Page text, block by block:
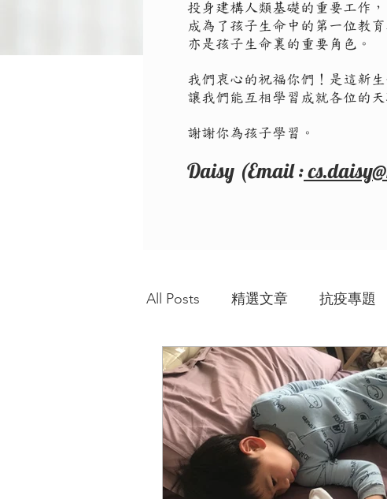
投身建構人類基礎的重要工作，
成為了孩子生命中的第一位教育
亦是孩子生命裏的重要角色。
我們衷心的祝福你們！是這新
讓我們能互相學習成就各位的天
謝謝你為孩子學習。
Daisy (Email :
All Posts 精選文章 抗疫專題